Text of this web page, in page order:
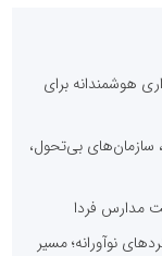
هوشمندانه برای
سازمان‌های بی‌تحول،
مدارس فردا
نوآورانه؛ مسیر